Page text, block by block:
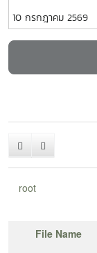
ชุมพร ระหว่างวัน
ตรวจประเมินจำ
หลังสวน จังหวัด
ชุมพร โดยมีหน่วย
และยกระดับมาต
ความพร้อมในการ
คนในชุมชนอย่างยั่ง
10 กรกฎาคม 2569